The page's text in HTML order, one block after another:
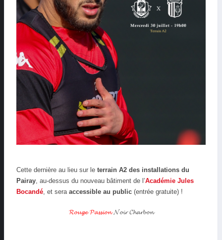
Cette dernière au lieu sur le terrain A2 des installations du
Pairay , au-dessus du nouveau bâtiment de l’Académie Jules
Bocandé , et sera accessible au public (entrée gratuite) !
𝓡𝓸𝓾𝓰𝓮 𝓟𝓪𝓼𝓼𝓲𝓸𝓷𝓝𝓸𝓲𝓻 𝓒𝓱𝓪𝓻𝓫𝓸𝓷